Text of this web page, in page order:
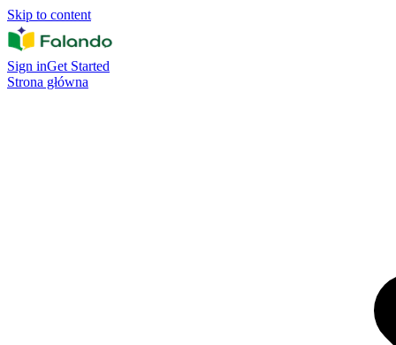
Skip to content
Sign inGet Started
Strona główna